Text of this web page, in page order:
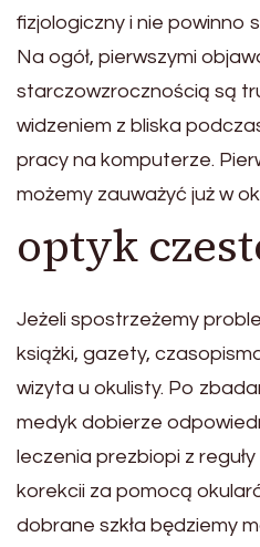
fizjologiczny i nie powinno
Na ogół, pierwszymi
starczowzrocznością są
widzeniem z bliska
pracy na komputerze.
możemy zauważyć już w
optyk
Jeżeli spostrzeżemy
książki, gazety,
wizyta u okulisty. Po
medyk dobierze
leczenia prezbiopi z
korekcii za pomocą
dobrane szkła będziemy